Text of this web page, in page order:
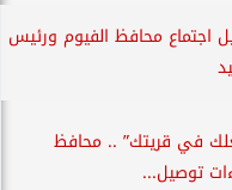
اجتماع محافظ الفيوم ورئيس
في قريتك” .. محافظ
توصيل...